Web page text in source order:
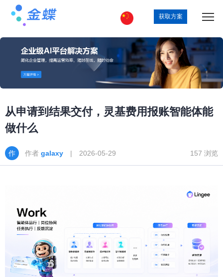
获取方案
从申请到结果交付，灵基费用报账智能体能
做什么
作者 galaxy | 2026-05-29 157 浏览